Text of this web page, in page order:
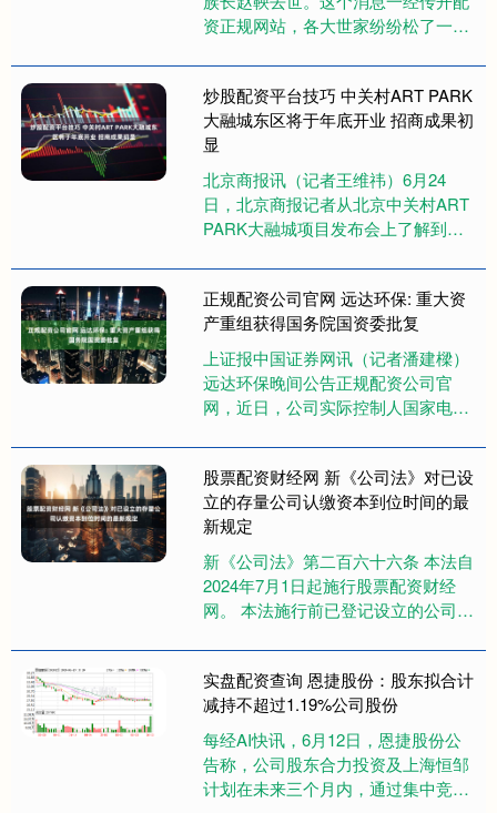
资正规网站，各大世家纷纷松了一口
家伙终于死了，我们的日子总算能....
炒股配资平台技巧 中关村ART PARK
大融城东区将于年底开业 招商成果初
显
北京商报讯（记者王维祎）6月24
日，北京商报记者从北京中关村ART
PARK大融城项目发布会上了解到炒
年12月底开始营业。攀山鼠....
正规配资公司官网 远达环保: 重大资
产重组获得国务院国资委批复
上证报中国证券网讯（记者潘建樑）
远达环保晚间公告正规配资公司官
网，近日，公司实际控制人国家电力
产监督管理委员会出具的《关于国家
电....
股票配资财经网 新《公司法》对已设
立的存量公司认缴资本到位时间的最
新规定
新《公司法》第二百六十六条 本法自
2024年7月1日起施行股票配资财经
网。 本法施行前已登记设立的公司，
法律、行政法规或者国务院....
实盘配资查询 恩捷股份：股东拟合计
减持不超过1.19%公司股份
每经AI快讯，6月12日，恩捷股份公
告称，公司股东合力投资及上海恒邹
计划在未来三个月内，通过集中竞价